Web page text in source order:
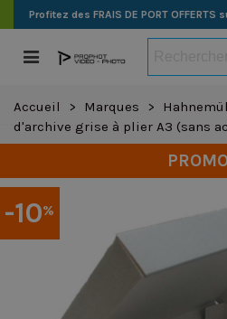
Profitez des FRAIS DE PORT OFFERTS
Accueil > Marques >
d'archive grise à plier A3 (sans
-10%